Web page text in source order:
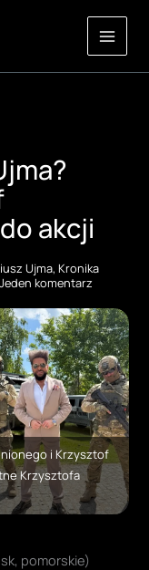
akcji
Ujma,Kronika
Jeden komentarz
i Krzysztof
Krzysztofa
pomorskie)